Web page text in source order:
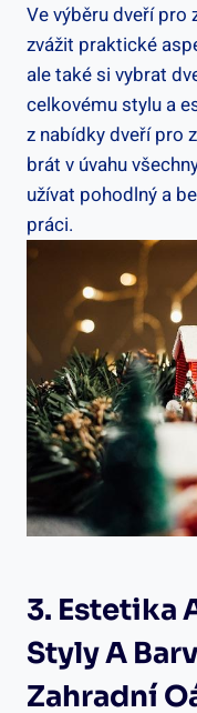
Ve výběru dveří pro
zvážit praktické
ale také si vybrat
celkovému stylu a
z nabídky dveří pro
brát v úvahu
užívat pohodlný a
práci.
3. Estetika
Styly A
Zahradní